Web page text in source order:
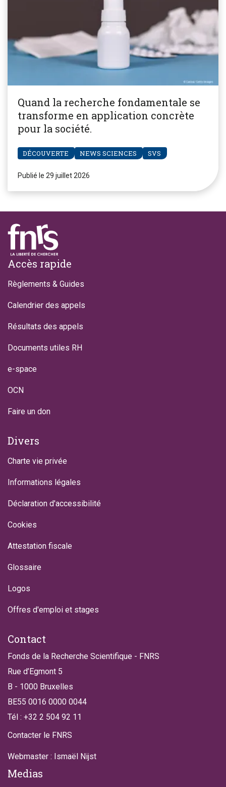
Quand la recherche fondamentale se
transforme en application concrète
pour la société.
DÉCOUVERTE NEWS SCIENCES SVS
Publié le 29 juillet 2026
Footer
Accès rapide
Règlements & Guides
Calendrier des appels
Résultats des appels
Documents utiles RH
e-space
OCN
Faire un don
Divers
Charte vie privée
Informations légales
Déclaration d'accessibilité
Cookies
Attestation fiscale
Glossaire
Logos
Offres d'emploi et stages
Contact
Fonds de la Recherche Scientifique - FNRS
Rue d’Egmont 5
B - 1000 Bruxelles
BE55 0016 0000 0044
Tél : +32 2 504 92 11
Contacter le FNRS
Webmaster : Ismaël Nijst
Medias